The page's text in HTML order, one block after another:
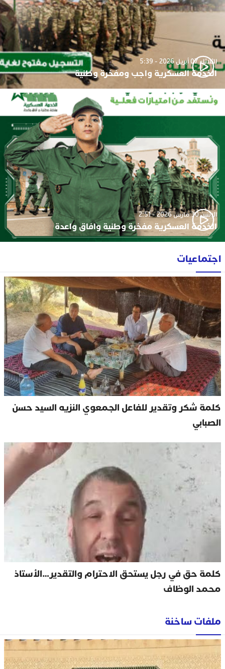
الثلاثاء 07 أبريل 2026 - 5:39
الخدمة العسكرية واجب ومفخرة وطنية
الإثنين 30 مارس 2026 - 2:51
الخدمة العسكرية مفخرة وطنية وافاق واعدة
اجتماعيات
كلمة شكر وتقدير للفاعل الجمعوي النزيه السيد حسن
الصبابي
كلمة حق في رجل يستحق الاحترام والتقدير…الأستاذ
محمد الوظاف
ملفات ساخنة